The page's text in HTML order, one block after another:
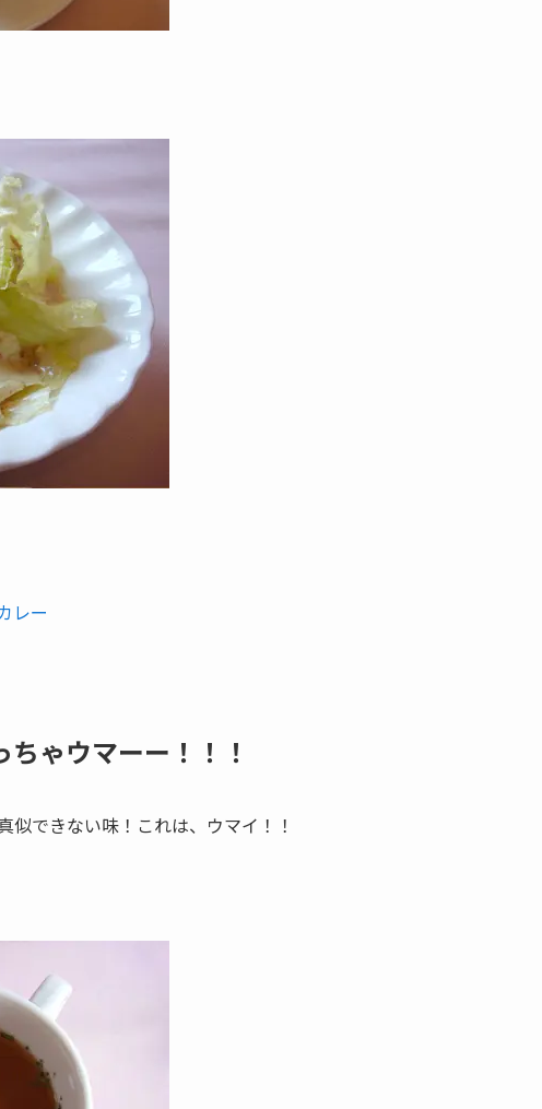
ゃウマーー！！！
できない味！これは、ウマイ！！